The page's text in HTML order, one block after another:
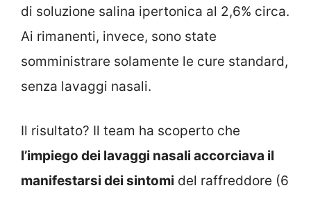
di soluzione salina ipertonica al 2,6% circa.
Ai rimanenti, invece, sono state
somministrare solamente le cure standard,
senza lavaggi nasali.
Il risultato? Il team ha scoperto che
l’impiego dei lavaggi nasali accorciava il
manifestarsi dei sintomi del raffreddore (6